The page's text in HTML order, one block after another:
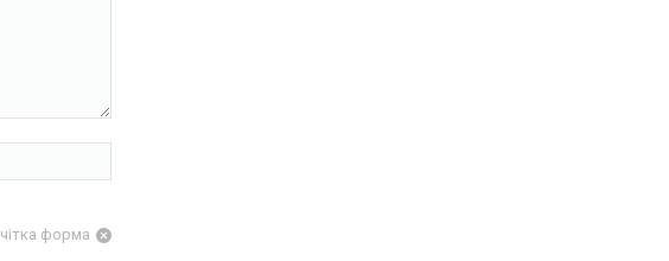
чітка форма